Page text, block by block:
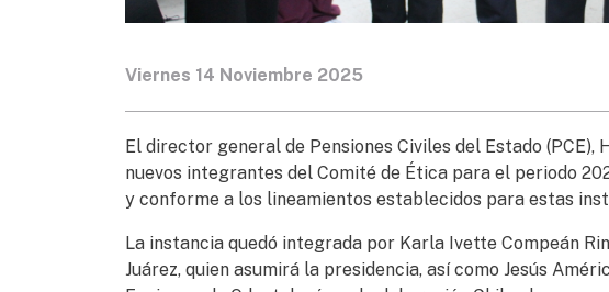
Viernes 14 Noviembre 2025
El director general de Pensiones Civiles del Estado
nuevos integrantes del Comité de Ética para el periodo
y conforme a los lineamientos establecidos para estas
La instancia quedó integrada por Karla Ivette Compeán
Juárez, quien asumirá la presidencia, así como Jesús